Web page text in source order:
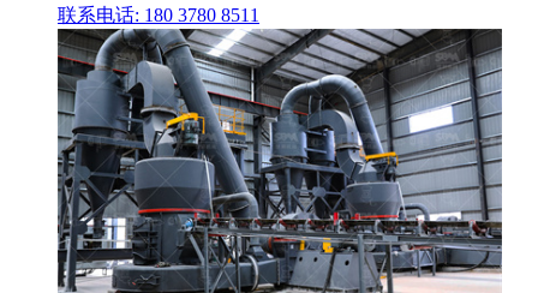
联系电话: 180 3780 8511